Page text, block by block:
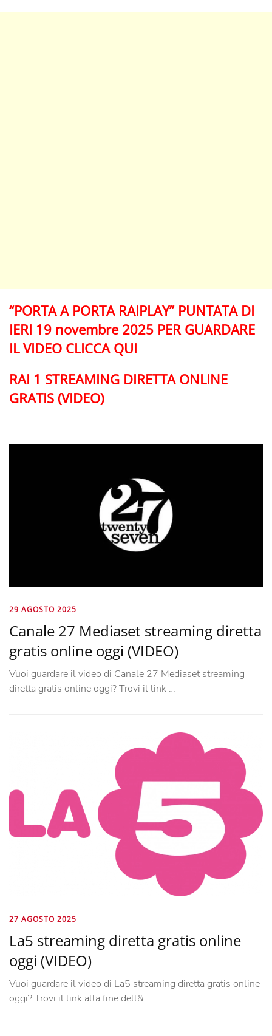
“PORTA A PORTA RAIPLAY” PUNTATA DI
IERI 19 novembre 2025 PER GUARDARE
IL VIDEO CLICCA QUI
RAI 1 STREAMING DIRETTA ONLINE
GRATIS (VIDEO)
29 AGOSTO 2025
Canale 27 Mediaset streaming diretta
gratis online oggi (VIDEO)
Vuoi guardare il video di Canale 27 Mediaset streaming
diretta gratis online oggi? Trovi il link …
27 AGOSTO 2025
La5 streaming diretta gratis online
oggi (VIDEO)
Vuoi guardare il video di La5 streaming diretta gratis online
oggi? Trovi il link alla fine dell&…